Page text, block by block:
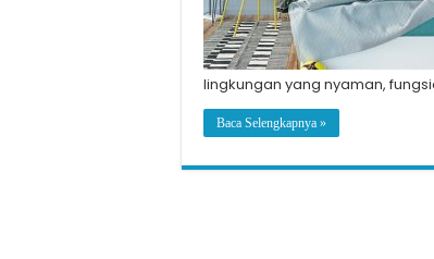
lingkungan yang nyaman,
Baca Selengkapnya »